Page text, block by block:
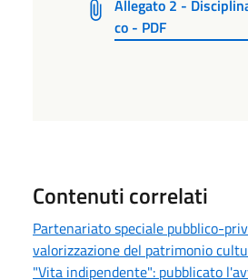
Allegato 2 -
co - PDF
Contenuti correlati
Partenariato speciale pubblico-
valorizzazione del patrimonio
"Vita indipendente": pubblicato